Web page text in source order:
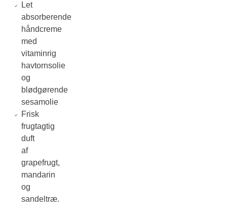
Let
absorberende
håndcreme
med
vitaminrig
havtornsolie
og
blødgørende
sesamolie
Frisk
frugtagtig
duft
af
grapefrugt,
mandarin
og
sandeltræ.